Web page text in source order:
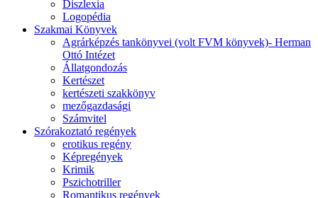
Diszlexia
Logopédia
Szakmai Könyvek
Agrárképzés tankönyvei (volt FVM könyvek)- Herman
Ottó Intézet
Állatgondozás
Kertészet
kertészeti szakkönyv
mezőgazdasági
Számvitel
Szórakoztató regények
erotikus regény
Képregények
Krimik
Pszichotriller
Romantikus regények